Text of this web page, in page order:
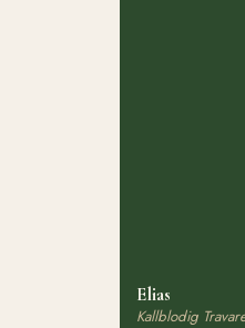
Elias
Kallblodig